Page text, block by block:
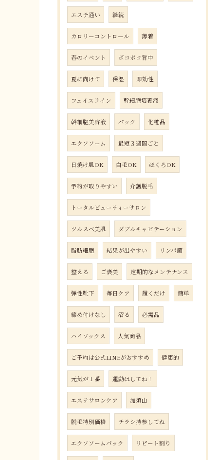
エステ通い 継続
カロリーコントロール 薄着
春のイベント ボコボコ背中
夏に向けて 保湿 即効性
フェイスライン 幹細胞培養液
幹細胞美容液 パック 化粧品
エクソソーム 最短３週間ごと
日焼け肌OK 白毛OK ほくろOK
予約が取りやすい 介護脱毛
トータルビューティーサロン
ツルスベ美肌 ダブルキャビテーション
脂肪細胞 結果が出やすい リンパ節
整える ご褒美 定期的なメンテナンス
弾性靴下 毎日ケア 履くだけ 簡単
締め付けなし 沼る 必需品
ハイソックス 人気商品
ご予約は公式LINEがおすすめ 健康的
元気が１番 運動はしてね！
エステサロンケア 加須山
脱毛特別価格 チラシ持参してね
エクソソームパック リピート割り